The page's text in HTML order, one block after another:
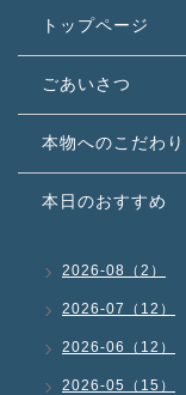
トップページ
ごあいさつ
本物へのこだわり
本日のおすすめ
2026-08（2）
2026-07（12）
2026-06（12）
2026-05（15）